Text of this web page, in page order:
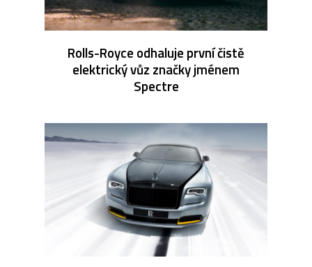
Rolls-Royce odhaluje první čistě
elektrický vůz značky jménem
Spectre